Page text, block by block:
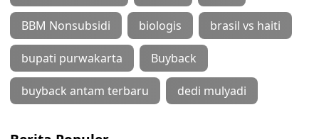
BBM Nonsubsidi biologis brasil vs haiti
bupati purwakarta Buyback
buyback antam terbaru dedi mulyadi